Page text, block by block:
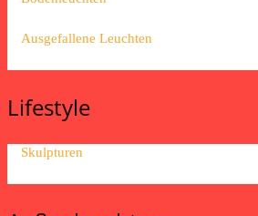
Ausgefallene Leuchten
Lifestyle
Skulpturen